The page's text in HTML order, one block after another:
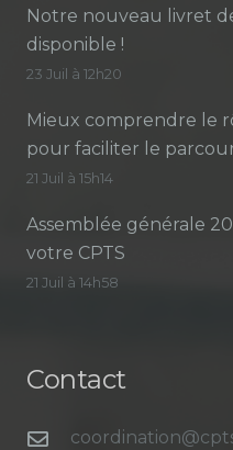
Notre nouveau livret
disponible !
23 Juil à 12h20
Mieux comprendre le
pour faciliter le
21 Juil à 15h14
Assemblée générale
votre CPTS
21 Juil à 14h58
Contact